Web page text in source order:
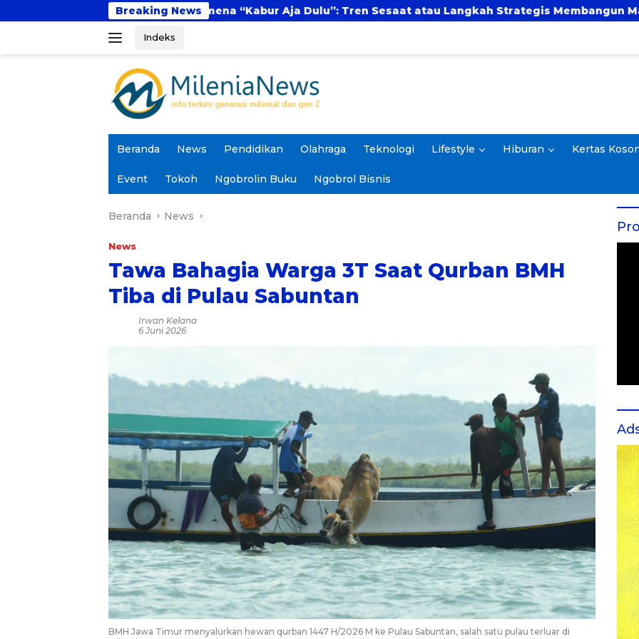
ke
Breaking News
Fenomena “Kabur Aja Dulu”: Tren Sesaat atau Langkah Strategis Membangun Masa Depan? UBSI
Indeks
Beranda News Pendidikan Olahraga Teknologi Lifestyle Hiburan Kertas
Event Tokoh Ngobrolin Buku Ngobrol Bisnis
Beranda News
News
Tawa Bahagia Warga 3T Saat Qurban BMH
Tiba di Pulau Sabuntan
Irwan Kelana
6 Juni 2026
BMH Jawa Timur menyalurkan hewan qurban 1447 H/2026 M ke Pulau Sabuntan, salah satu pulau terluar di